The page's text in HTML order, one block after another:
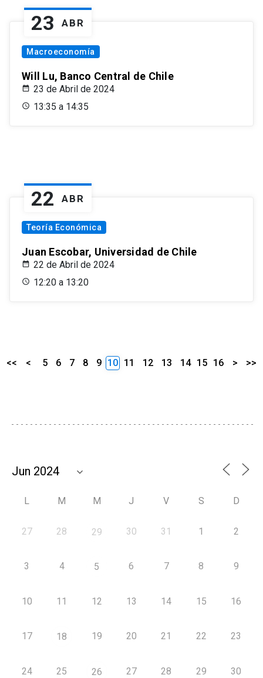
23 ABR
Macroeconomía
Will Lu, Banco Central de Chile
23 de Abril de 2024
13:35 a 14:35
22 ABR
Teoría Económica
Juan Escobar, Universidad de Chile
22 de Abril de 2024
12:20 a 13:20
<< < 5 6 7 8 9 10 11 12 13 14 15 16 > >>
L M M J V S D
27 28 29 30 31 1 2
3 4 5 6 7 8 9
10 11 12 13 14 15 16
17 18 19 20 21 22 23
24 25 26 27 28 29 30